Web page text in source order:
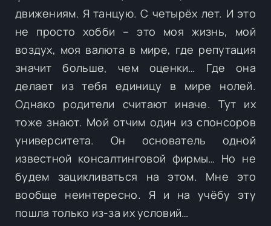
движениям. Я танцую. С четырёх лет. И это
не просто хобби – это моя жизнь, мой
воздух, моя валюта в мире, где репутация
значит больше, чем оценки… Где она
делает из тебя единицу в мире нолей.
Однако родители считают иначе. Тут их
тоже знают. Мой отчим один из спонсоров
университета. Он основатель одной
известной консалтинговой фирмы… Но не
будем зацикливаться на этом. Мне это
вообще неинтересно. Я и на учёбу эту
пошла только из-за их условий…